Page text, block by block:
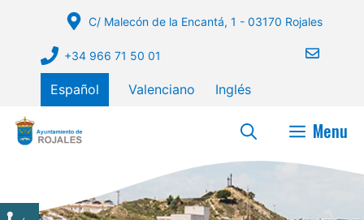
contenido
C/ Malecón de la Encantá, 1 - 03170 Rojales
+34 966 71 50 01
Español Valenciano Inglés
Menu